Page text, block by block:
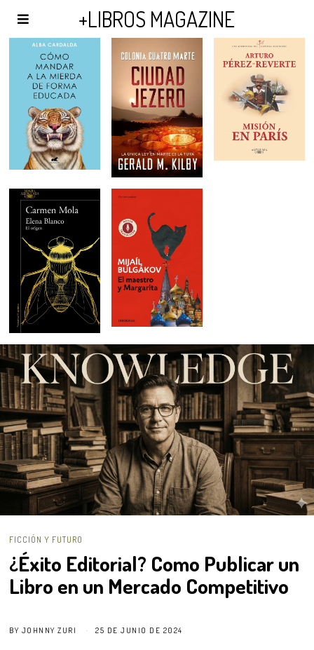
+LIBROS MAGAZINE
FICCIÓN Y FUTURO
¿Éxito Editorial? Como Publicar un
Libro en un Mercado Competitivo
BY JOHNNY ZURI 25 DE JUNIO DE 2024